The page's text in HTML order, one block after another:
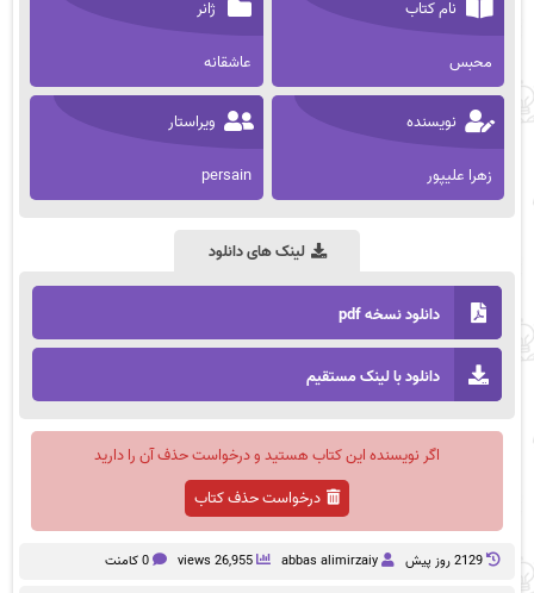
نام کتاب
محبس
ژانر
عاشقانه
نویسنده
زهرا علیپور
ویراستار
persain
لینک های دانلود
دانلود نسخه pdf
دانلود با لینک مستقیم
اگر نویسنده این کتاب هستید و درخواست حذف آن را دارید
درخواست حذف کتاب
2129 روز پيش abbas alimirzaiy
26,955 views 0 کامنت